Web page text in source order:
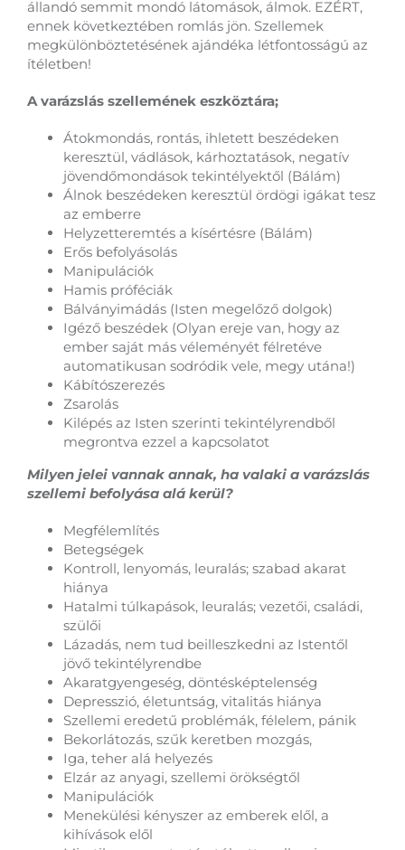
állandó semmit mondó látomások, álmok. EZÉRT,
ennek következtében romlás jön. Szellemek
megkülönböztetésének ajándéka létfontosságú az
ítéletben!
A varázslás szellemének eszköztára;
Átokmondás, rontás, ihletett beszédeken
keresztül, vádlások, kárhoztatások, negatív
jövendőmondások tekintélyektől (Bálám)
Álnok beszédeken keresztül ördögi igákat tesz
az emberre
Helyzetteremtés a kísértésre (Bálám)
Erős befolyásolás
Manipulációk
Hamis próféciák
Bálványimádás (Isten megelőző dolgok)
Igéző beszédek (Olyan ereje van, hogy az
ember saját más véleményét félretéve
automatikusan sodródik vele, megy utána!)
Kábítószerezés
Zsarolás
Kilépés az Isten szerinti tekintélyrendből
megrontva ezzel a kapcsolatot
Milyen jelei vannak annak, ha valaki a varázslás
szellemi befolyása alá kerül?
Megfélemlítés
Betegségek
Kontroll, lenyomás, leuralás; szabad akarat
hiánya
Hatalmi túlkapások, leuralás; vezetői, családi,
szülői
Lázadás, nem tud beilleszkedni az Istentől
jövő tekintélyrendbe
Akaratgyengeség, döntésképtelenség
Depresszió, életuntság, vitalitás hiánya
Szellemi eredetű problémák, félelem, pánik
Bekorlátozás, szűk keretben mozgás,
Iga, teher alá helyezés
Elzár az anyagi, szellemi örökségtől
Manipulációk
Menekülési kényszer az emberek elől, a
kihívások elől